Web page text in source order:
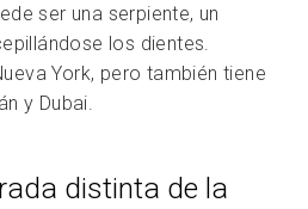
ser una serpiente, un
los dientes.
York, pero también tiene
y Dubai.
distinta de la